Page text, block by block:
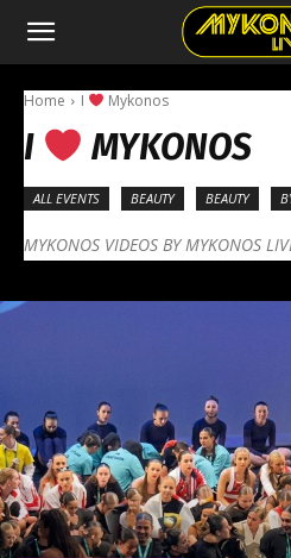
Home I Mykonos
I MYKONOS
ALL EVENTS BEAUTY BEAUTY
MYKONOS VIDEOS BY MYKONOS